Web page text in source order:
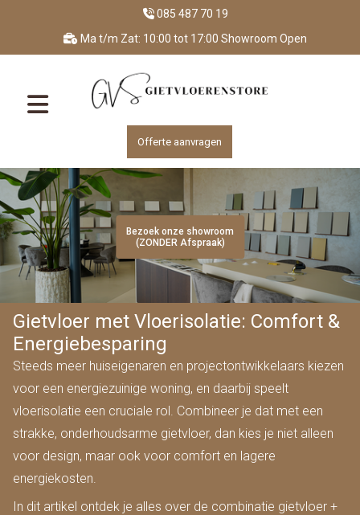
085 487 70 19
Ma t/m Zat: 10:00 tot 17:00 Showroom Open
Offerte aanvragen
Bezoek onze showroom
(ZONDER Afspraak)
Bezoek onze showroom
(ZONDER Afspraak)
Bezoek onze showroom
(ZONDER Afspraak)
Bezoek onze showroom
(ZONDER Afspraak)
Bezoek onze showroom
(ZONDER Afspraak)
Gietvloer met Vloerisolatie: Comfort &
Energiebesparing
Steeds meer huiseigenaren en projectontwikkelaars kiezen
voor een energiezuinige woning, en daarbij speelt
vloerisolatie een cruciale rol. Combineer je dat met een
strakke, onderhoudsarme gietvloer, dan kies je niet alleen
voor design, maar ook voor comfort en lagere
energiekosten.
In dit artikel ontdek je alles over de combinatie gietvloer +